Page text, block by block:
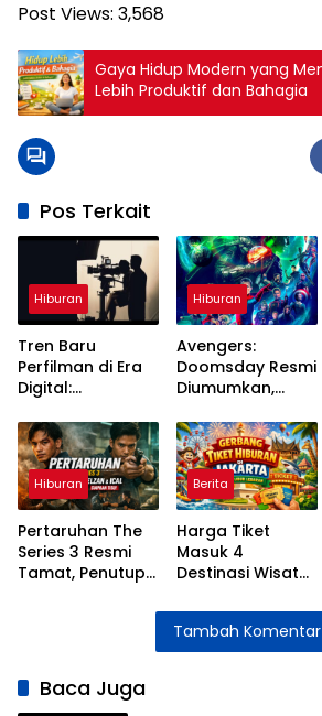
Post Views: 3,568
Gaya Hidup Modern yang
Lebih Produktif dan Bahagia
Pos Terkait
Hiburan
Tren Baru
Perfilman di Era
Digital:
Teknologi, dan
Perubahan Cara
Menonton
Hiburan
Avengers:
Doomsday Resmi
Diumumkan,
Besar MCU
Segera Dimulai
Hiburan
Pertaruhan The
Series 3 Resmi
Tamat, Penutup
Berita
Harga Tiket
Masuk 4
Destinasi Wisata
Libur Lebaran
2026
Tambah Komentar
Baca Juga